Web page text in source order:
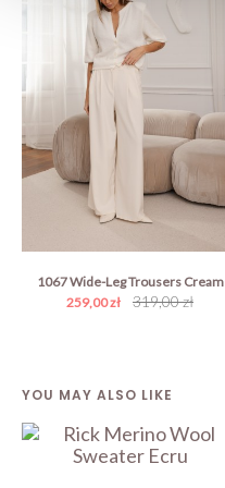
1067 Wide-Leg Trousers Cream
259,00 zł
319,00 zł
YOU MAY ALSO LIKE